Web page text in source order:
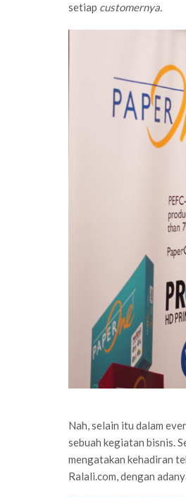
setiap customernya.
Nah, selain itu dalam
sebuah kegiatan bisnis.
mengatakan kehadiran
Ralali.com, dengan